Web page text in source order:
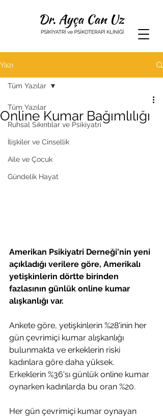
Yazı
Tüm Yazılar
Ruhsal Sıkıntılar ve Psikiyatri
İlişkiler ve Cinsellik
Aile ve Çocuk
Gündelik Hayat
Tüm Yazılar
Online Kumar Bağımlılığı
Amerikan Psikiyatri Derneği'nin yeni
açıkladığı verilere göre, Amerikalı
yetişkinlerin dörtte birinden
fazlasının günlük online kumar
alışkanlığı var.
Ankete göre, yetişkinlerin %28'inin her
gün çevrimiçi kumar alışkanlığı
bulunmakta ve erkeklerin riski
kadınlara göre daha yüksek.
Erkeklerin %36'sı günlük online kumar
oynarken kadınlarda bu oran %20.
Her gün çevrimiçi kumar oynayan